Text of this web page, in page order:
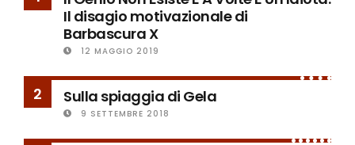
Il disagio motivazionale di
Barbascura X
12 MAGGIO 2019
2 Sulla spiaggia di Gela
9 SETTEMBRE 2018